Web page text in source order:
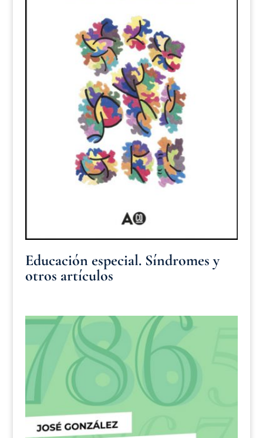
Educación especial. Síndromes y
otros artículos